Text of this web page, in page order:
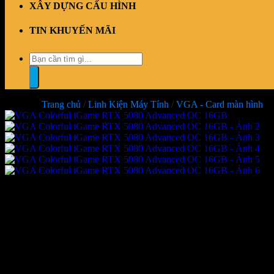
XÂY DỰNG CẤU HÌNH
TIN KHUYẾN MÃI
Tìm
kiếm:
Trang chủ / Linh Kiện Máy Tính / VGA - Card màn hình